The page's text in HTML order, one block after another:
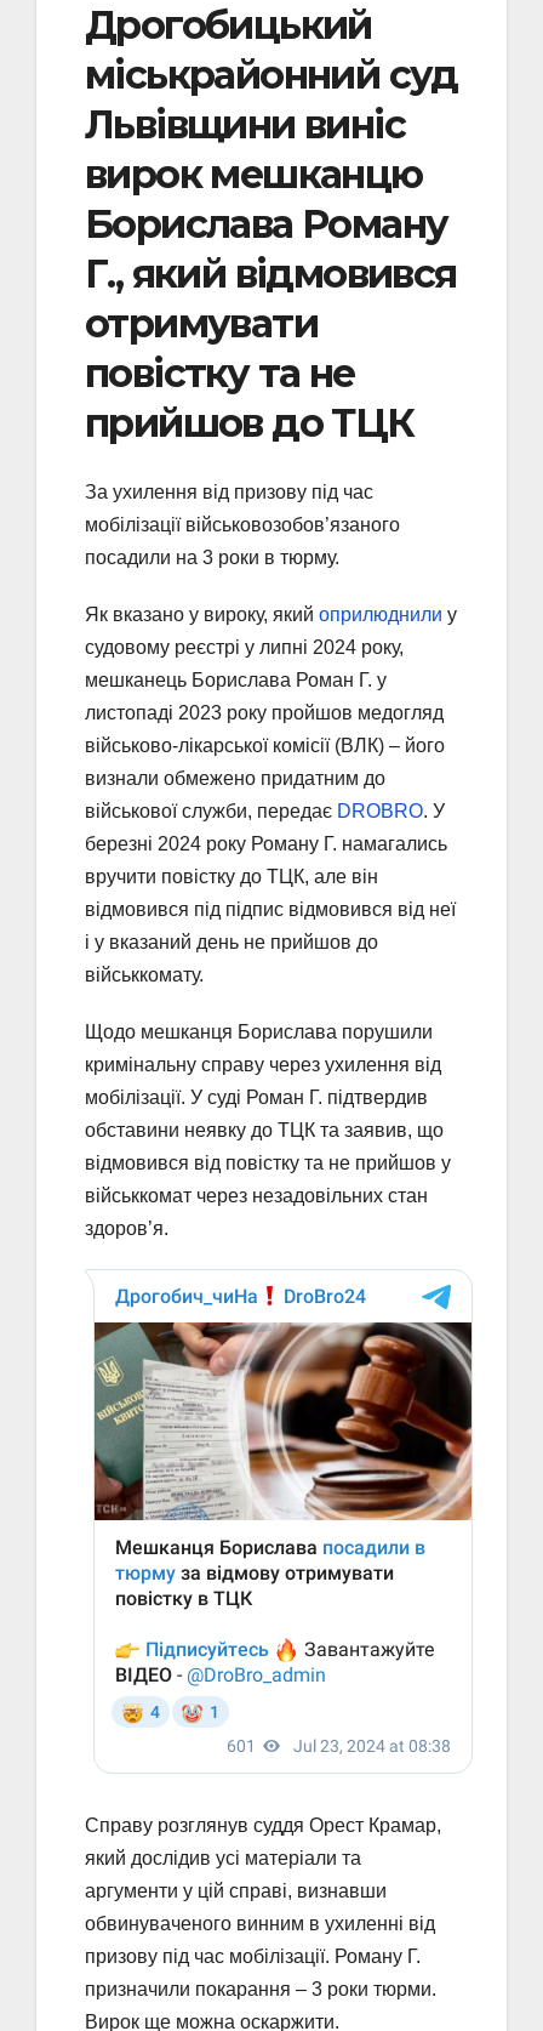
Дрогобицький
міськрайонний суд
Львівщини виніс
вирок мешканцю
Борислава Роману
Г., який відмовився
отримувати
повістку та не
прийшов до ТЦК
За ухилення від призову під час
мобілізації військовозобов’язаного
посадили на 3 роки в тюрму.
Як вказано у вироку, який оприлюднили у
судовому реєстрі у липні 2024 року,
мешканець Борислава Роман Г. у
листопаді 2023 року пройшов медогляд
військово-лікарської комісії (ВЛК) – його
визнали обмежено придатним до
військової служби, передає DROBRO. У
березні 2024 року Роману Г. намагались
вручити повістку до ТЦК, але він
відмовився під підпис відмовився від неї
і у вказаний день не прийшов до
військкомату.
Щодо мешканця Борислава порушили
кримінальну справу через ухилення від
мобілізації. У суді Роман Г. підтвердив
обставини неявку до ТЦК та заявив, що
відмовився від повістку та не прийшов у
військкомат через незадовільних стан
здоров’я.
Справу розглянув суддя Орест Крамар,
який дослідив усі матеріали та
аргументи у цій справі, визнавши
обвинуваченого винним в ухиленні від
призову під час мобілізації. Роману Г.
призначили покарання – 3 роки тюрми.
Вирок ще можна оскаржити.